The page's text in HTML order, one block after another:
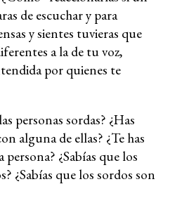
de escuchar y para
y sientes tuvieras que
a la de tu voz,
por quienes te
personas sordas? ¿Has
alguna de ellas? ¿Te has
¿Sabías que los
¿Sabías que los sordos son